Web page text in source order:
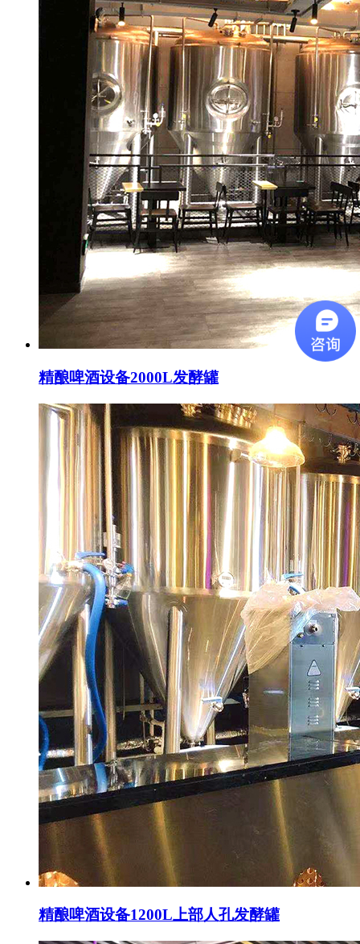
精酿啤酒设备2000L发酵罐
精酿啤酒设备1200L上部人孔发酵罐